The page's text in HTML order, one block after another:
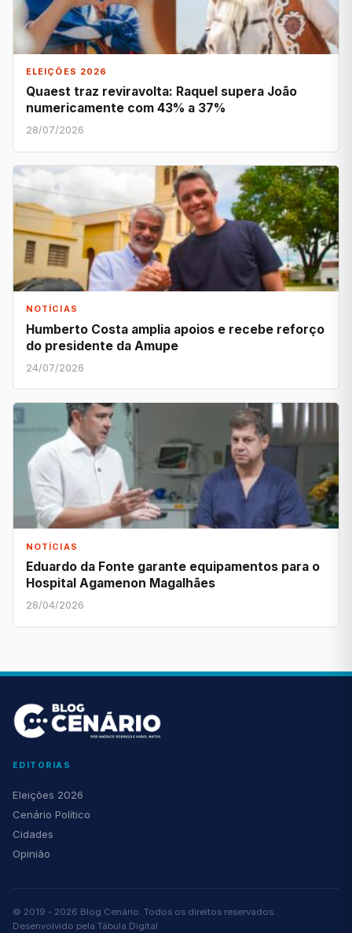
ELEIÇÕES 2026
Quaest traz reviravolta: Raquel supera João
numericamente com 43% a 37%
28/07/2026
NOTÍCIAS
Humberto Costa amplia apoios e recebe reforço
do presidente da Amupe
24/07/2026
NOTÍCIAS
Eduardo da Fonte garante equipamentos para o
Hospital Agamenon Magalhães
28/04/2026
EDITORIAS
Eleições 2026
Cenário Político
Cidades
Opinião
© 2019 - 2026 Blog Cenário. Todos os direitos reservados.
Desenvolvido pela Tábula Digital